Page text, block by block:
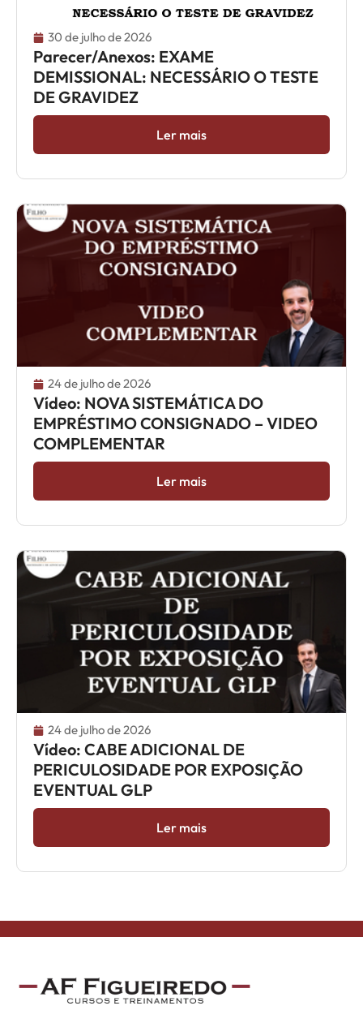
30 de julho de 2026
Parecer/Anexos: EXAME
DEMISSIONAL: NECESSÁRIO O TESTE
DE GRAVIDEZ
Ler mais
24 de julho de 2026
Vídeo: NOVA SISTEMÁTICA DO
EMPRÉSTIMO CONSIGNADO – VIDEO
COMPLEMENTAR
Ler mais
24 de julho de 2026
Vídeo: CABE ADICIONAL DE
PERICULOSIDADE POR EXPOSIÇÃO
EVENTUAL GLP
Ler mais